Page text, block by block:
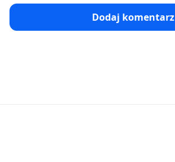
Dodaj komentarz